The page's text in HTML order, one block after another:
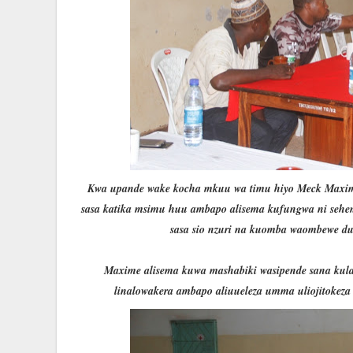
Kwa upande wake kocha mkuu wa timu hiyo Meck
sasa katika msimu huu ambapo alisema kufungwa ni
sasa sio nzuri na kuomba waombewe
Maxime alisema kuwa mashabiki wasipende sana
linalowakera ambapo aliuueleza umma